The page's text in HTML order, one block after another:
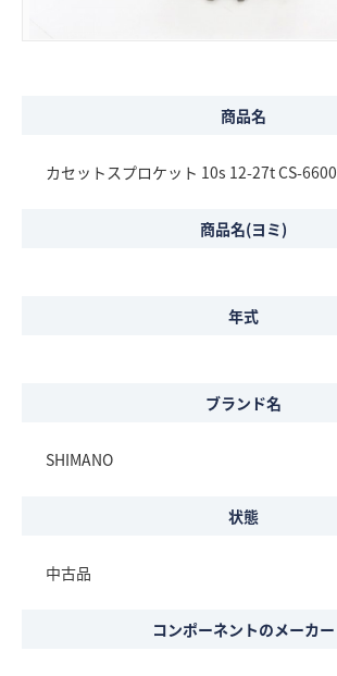
商品名
カセットスプロケット 10s 12-27t CS-6600
商品名(ヨミ)
年式
ブランド名
SHIMANO
状態
中古品
コンポーネントのメーカー